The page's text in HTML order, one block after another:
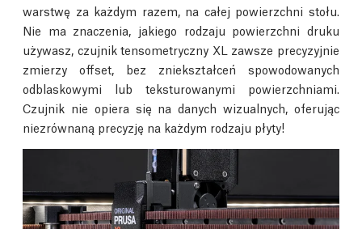
warstwę za każdym razem, na całej powierzchni stołu.
Nie ma znaczenia, jakiego rodzaju powierzchni druku
używasz, czujnik tensometryczny XL zawsze precyzyjnie
zmierzy offset, bez zniekształceń spowodowanych
odblaskowymi lub teksturowanymi powierzchniami.
Czujnik nie opiera się na danych wizualnych, oferując
niezrównaną precyzję na każdym rodzaju płyty!